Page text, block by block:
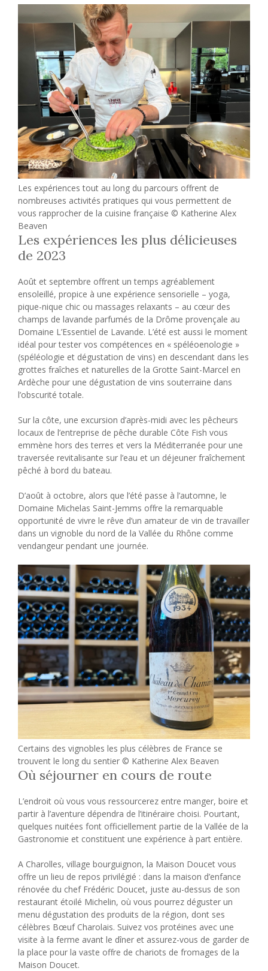
Les expériences tout au long du parcours offrent de
nombreuses activités pratiques qui vous permettent de
vous rapprocher de la cuisine française © Katherine Alex
Beaven
Les expériences les plus délicieuses
de 2023
Août et septembre offrent un temps agréablement
ensoleillé, propice à une expérience sensorielle – yoga,
pique-nique chic ou massages relaxants – au cœur des
champs de lavande parfumés de la Drôme provençale au
Domaine L’Essentiel de Lavande. L’été est aussi le moment
idéal pour tester vos compétences en « spéléoenologie »
(spéléologie et dégustation de vins) en descendant dans les
grottes fraîches et naturelles de la Grotte Saint-Marcel en
Ardèche pour une dégustation de vins souterraine dans
l’obscurité totale.
Sur la côte, une excursion d’après-midi avec les pêcheurs
locaux de l’entreprise de pêche durable Côte Fish vous
emmène hors des terres et vers la Méditerranée pour une
traversée revitalisante sur l’eau et un déjeuner fraîchement
pêché à bord du bateau.
D’août à octobre, alors que l’été passe à l’automne, le
Domaine Michelas Saint-Jemms offre la remarquable
opportunité de vivre le rêve d’un amateur de vin de travailler
dans un vignoble du nord de la Vallée du Rhône comme
vendangeur pendant une journée.
Certains des vignobles les plus célèbres de France se
trouvent le long du sentier © Katherine Alex Beaven
Où séjourner en cours de route
L’endroit où vous vous ressourcerez entre manger, boire et
partir à l’aventure dépendra de l’itinéraire choisi. Pourtant,
quelques nuitées font officiellement partie de la Vallée de la
Gastronomie et constituent une expérience à part entière.
A Charolles, village bourguignon, la Maison Doucet vous
offre un lieu de repos privilégié : dans la maison d’enfance
rénovée du chef Frédéric Doucet, juste au-dessus de son
restaurant étoilé Michelin, où vous pourrez déguster un
menu dégustation des produits de la région, dont ses
célèbres Bœuf Charolais. Suivez vos protéines avec une
visite à la ferme avant le dîner et assurez-vous de garder de
la place pour la vaste offre de chariots de fromages de la
Maison Doucet.